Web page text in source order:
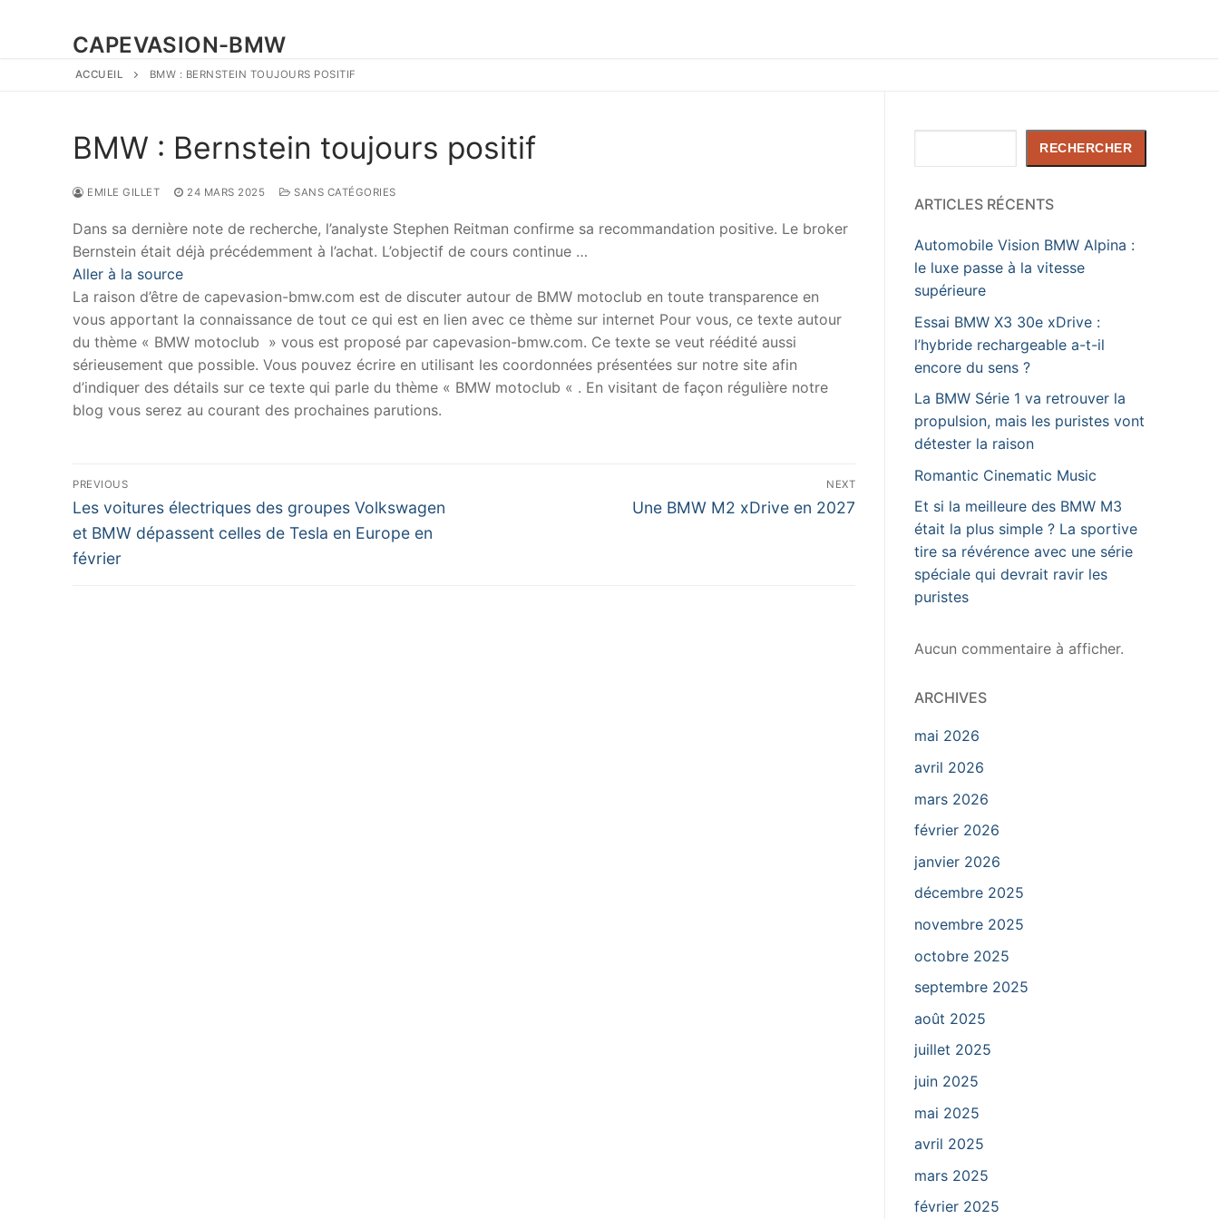
CAPEVASION-BMW
ACCUEIL BMW : BERNSTEIN TOUJOURS POSITIF
BMW : Bernstein toujours positif
EMILE GILLET 24 MARS 2025 SANS CATÉGORIES
Dans sa dernière note de recherche, l’analyste Stephen Reitman confirme sa recommandation positive. Le broker
Bernstein était déjà précédemment à l’achat. L’objectif de cours continue …
Aller à la source
La raison d’être de capevasion-bmw.com est de discuter autour de BMW motoclub en toute transparence en
vous apportant la connaissance de tout ce qui est en lien avec ce thème sur internet Pour vous, ce texte autour
du thème « BMW motoclub » vous est proposé par capevasion-bmw.com. Ce texte se veut réédité aussi
sérieusement que possible. Vous pouvez écrire en utilisant les coordonnées présentées sur notre site afin
d’indiquer des détails sur ce texte qui parle du thème « BMW motoclub « . En visitant de façon régulière notre
blog vous serez au courant des prochaines parutions.
Navigation
de
l’article
PREVIOUS
Previous
post:
Les voitures électriques des groupes Volkswagen
et BMW dépassent celles de Tesla en Europe en
février
NEXT
Next
Une BMW M2 xDrive en 2027
RECHERCHER
ARTICLES RÉCENTS
Automobile Vision BMW Alpina :
le luxe passe à la vitesse
supérieure
Essai BMW X3 30e xDrive :
l’hybride rechargeable a-t-il
encore du sens ?
La BMW Série 1 va retrouver la
propulsion, mais les puristes vont
détester la raison
Romantic Cinematic Music
Et si la meilleure des BMW M3
était la plus simple ? La sportive
tire sa révérence avec une série
spéciale qui devrait ravir les
puristes
Aucun commentaire à afficher.
ARCHIVES
mai 2026
avril 2026
mars 2026
février 2026
janvier 2026
décembre 2025
novembre 2025
octobre 2025
septembre 2025
août 2025
juillet 2025
juin 2025
mai 2025
avril 2025
mars 2025
février 2025